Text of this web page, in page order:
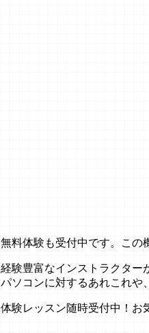
無料体験も受付中です。この
経験豊富なインストラクター
パソコンに対するあれこれや
体験レッスン随時受付中！お